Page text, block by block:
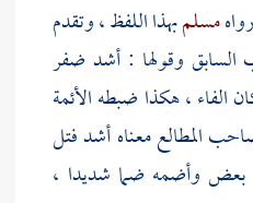
رواهمسلمبهذا اللفظ ، وتقدم
السابق وقولها : أشد ضفر
الفاء ، هكذا ضبطه الأئمة
المطالع معناه أشد فتل
وأضمه ضما شديدا ،